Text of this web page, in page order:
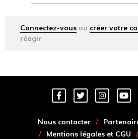
Connectez-vous ou créer votre
réagir
Nous contacter
Mentions légales et CGU